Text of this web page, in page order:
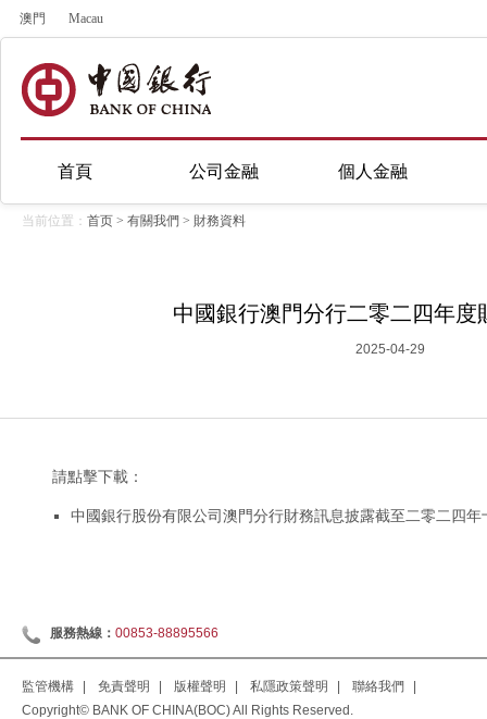
澳門 Macau
首頁 公司金融 個人金融
当前位置： 首页 > 有關我們 > 財務資料
中國銀行澳門分行二零二四年度
2025-04-29
請點擊下載：
中國銀行股份有限公司澳門分行財務訊息披露截至二零二四
服務熱線： 00853-88895566
監管機構 免責聲明 版權聲明 私隱政策聲明 聯絡我們
Copyright© BANK OF CHINA(BOC) All Rights Reserved.